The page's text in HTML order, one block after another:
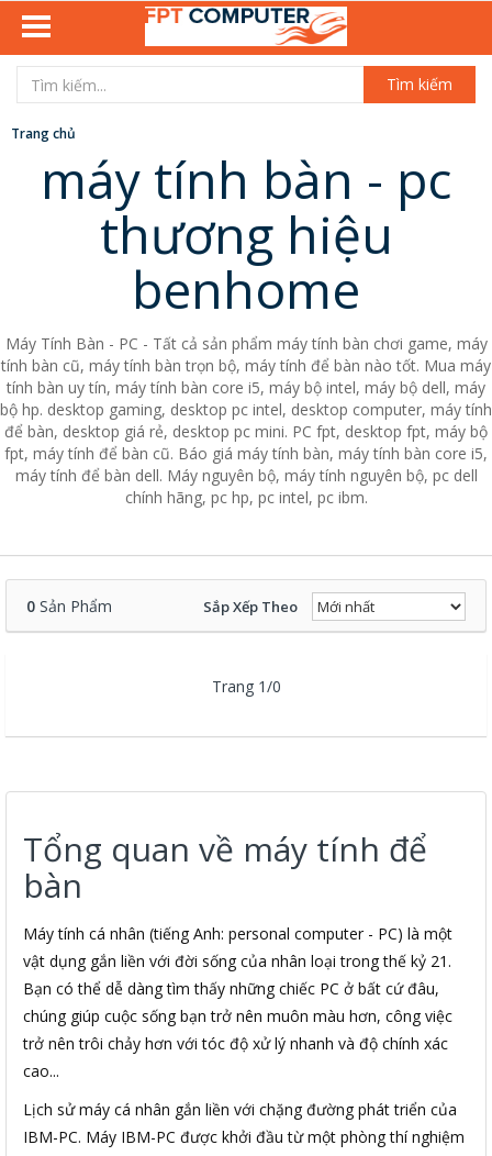
Tìm kiếm
Trang chủ
máy tính bàn - pc
thương hiệu
benhome
Máy Tính Bàn - PC - Tất cả sản phẩm máy tính bàn chơi game, máy
tính bàn cũ, máy tính bàn trọn bộ, máy tính để bàn nào tốt. Mua máy
tính bàn uy tín, máy tính bàn core i5, máy bộ intel, máy bộ dell, máy
bộ hp. desktop gaming, desktop pc intel, desktop computer, máy tính
để bàn, desktop giá rẻ, desktop pc mini. PC fpt, desktop fpt, máy bộ
fpt, máy tính để bàn cũ. Báo giá máy tính bàn, máy tính bàn core i5,
máy tính để bàn dell. Máy nguyên bộ, máy tính nguyên bộ, pc dell
chính hãng, pc hp, pc intel, pc ibm.
0 Sản Phẩm Sắp Xếp Theo
Trang 1/0
Tổng quan về máy tính để
bàn
Máy tính cá nhân (tiếng Anh: personal computer - PC) là một
vật dụng gắn liền với đời sống của nhân loại trong thế kỷ 21.
Bạn có thể dễ dàng tìm thấy những chiếc PC ở bất cứ đâu,
chúng giúp cuộc sống bạn trở nên muôn màu hơn, công việc
trở nên trôi chảy hơn với tóc độ xử lý nhanh và độ chính xác
cao...
Lịch sử máy cá nhân gắn liền với chặng đường phát triển của
IBM-PC. Máy IBM-PC được khởi đầu từ một phòng thí nghiệm